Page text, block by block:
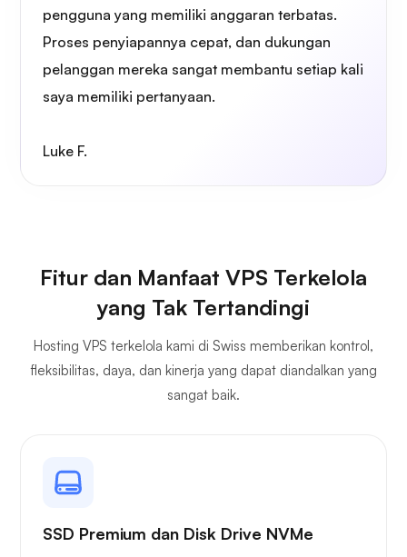
pengguna yang memiliki anggaran terbatas.
Proses penyiapannya cepat, dan dukungan
pelanggan mereka sangat membantu setiap kali
saya memiliki pertanyaan.
Luke F.
Fitur dan Manfaat VPS Terkelola
yang Tak Tertandingi
Hosting VPS terkelola kami di Swiss memberikan kontrol,
fleksibilitas, daya, dan kinerja yang dapat diandalkan yang
sangat baik.
SSD Premium dan Disk Drive NVMe